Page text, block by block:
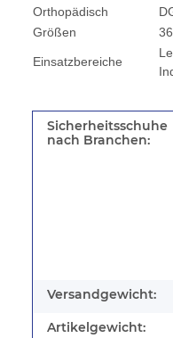
Orthopädisch
Größen
Einsatzbereiche
Sicherheitsschuhe
nach Branchen:
Versandgewicht:
Artikelgewicht: